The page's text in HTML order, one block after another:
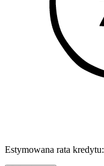
Estymowana rata kredytu: